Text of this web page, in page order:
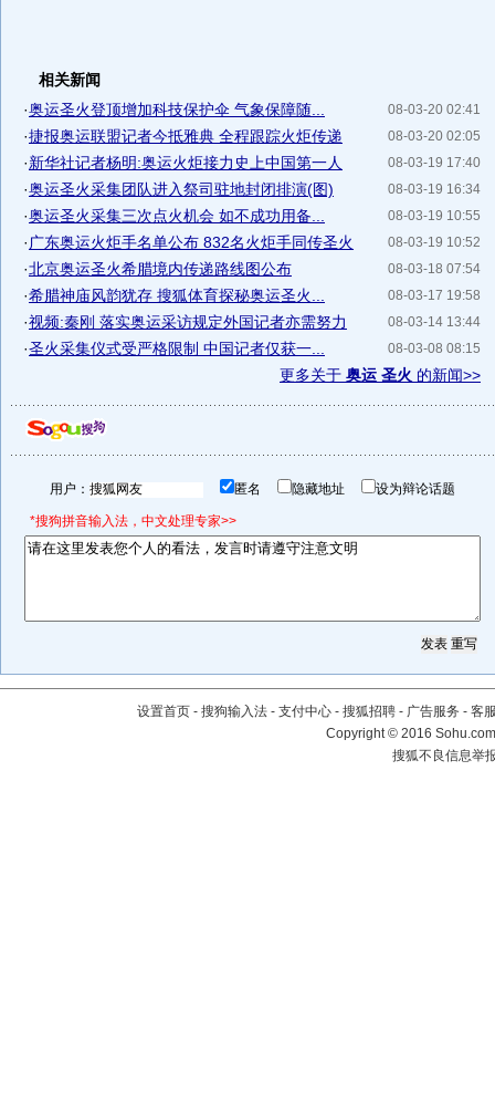
相关新闻
08-03-20 02:41
·奥运圣火登顶增加科技保护伞 气象保障随...
08-03-20 02:05
·捷报奥运联盟记者今抵雅典 全程跟踪火炬传递
08-03-19 17:40
·新华社记者杨明:奥运火炬接力史上中国第一人
08-03-19 16:34
·奥运圣火采集团队进入祭司驻地封闭排演(图)
08-03-19 10:55
·奥运圣火采集三次点火机会 如不成功用备...
08-03-19 10:52
· 广东奥运火炬手名单公布 832名火炬手同传圣火
08-03-18 07:54
·北京奥运圣火希腊境内传递路线图公布
08-03-17 19:58
·希腊神庙风韵犹存 搜狐体育探秘奥运圣火...
08-03-14 13:44
·视频:秦刚 落实奥运采访规定外国记者亦需努力
08-03-08 08:15
·圣火采集仪式受严格限制 中国记者仅获一...
更多关于 奥运 圣火 的新闻>>
用户： 匿名 隐藏地址 设为辩论话题
*搜狗拼音输入法，中文处理专家>>
设置首页 - 搜狗输入法 - 支付中心 - 搜狐招聘 - 广告服务 - 客
Copyright©2016
搜狐不良信息举